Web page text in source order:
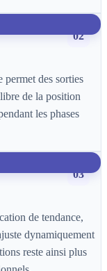
02
permet des sorties
de la position
les phases
03
de tendance,
dynamiquement
reste ainsi plus